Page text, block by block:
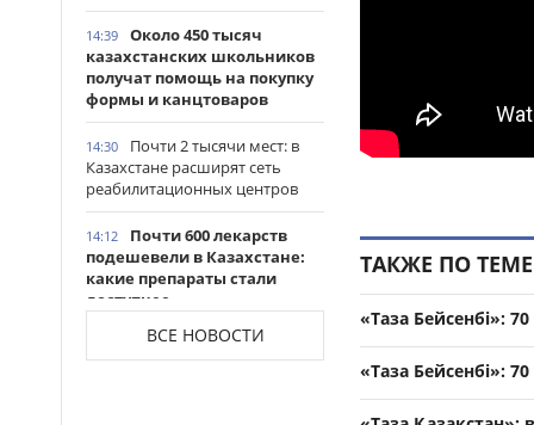
14:39
Около 450 тысяч
казахстанских школьников
получат помощь на покупку
формы и канцтоваров
14:30
Почти 2 тысячи мест: в
Казахстане расширят сеть
реабилитационных центров
14:12
Почти 600 лекарств
подешевели в Казахстане:
какие препараты стали
доступнее
Казахстанские
таеквондисты завоевали
ВСЕ НОВОСТИ
ТАКЖЕ ПО ТЕМЕ
«Таза Бейсенбі»:
«Таза Бейсенбі»: